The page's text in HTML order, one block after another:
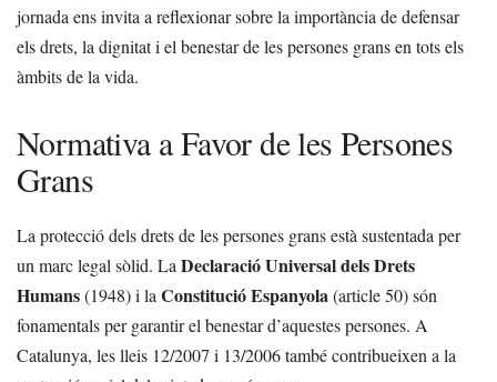
jornada ens invita a reflexionar sobre la importància de defensar
els drets, la dignitat i el benestar de les persones grans en tots els
àmbits de la vida.
Normativa a Favor de les Persones
Grans
La protecció dels drets de les persones grans està sustentada per
un marc legal sòlid. La Declaració Universal dels Drets
Humans(1948) i la Constitució Espanyola(article 50) són
fonamentals per garantir el benestar d’aquestes persones. A
Catalunya, les lleis 12/2007 i 13/2006 també contribueixen a la